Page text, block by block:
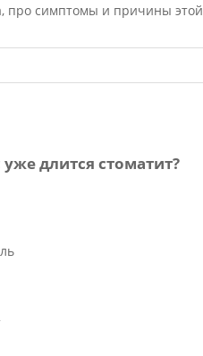
про симптомы и причины
длится стоматит?